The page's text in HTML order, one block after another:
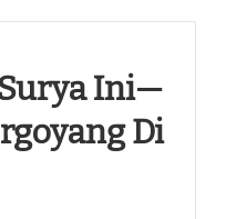
Ini—
Di